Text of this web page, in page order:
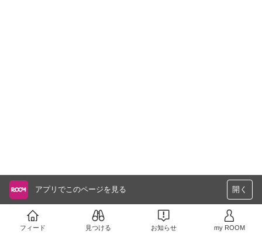
アプリでこのページを見る 開く
フィード 見つける お知らせ my ROOM